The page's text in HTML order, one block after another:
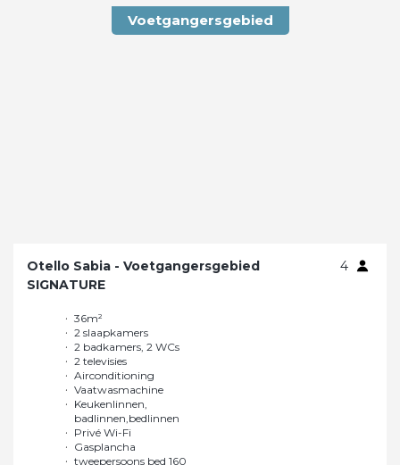
Voetgangersgebied
Otello Sabia - Voetgangersgebied
4
SIGNATURE
36m²
2 slaapkamers
2 badkamers, 2 WCs
2 televisies
Airconditioning
Vaatwasmachine
Keukenlinnen,
badlinnen,bedlinnen
Privé Wi-Fi